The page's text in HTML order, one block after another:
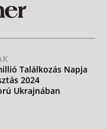
Találkozás Napja
2024
Ukrajnában